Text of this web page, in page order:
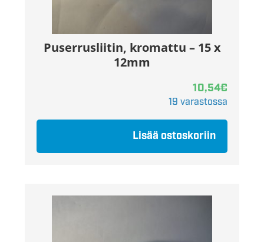
Puserrusliitin, kromattu – 15 x
12mm
10,54€
19 varastossa
Lisää ostoskoriin